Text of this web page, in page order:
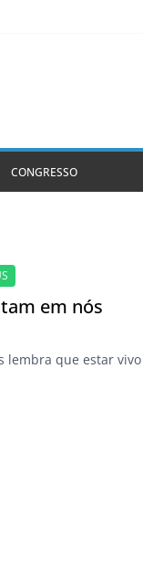
CONGRESSO
em nós
lembra que estar